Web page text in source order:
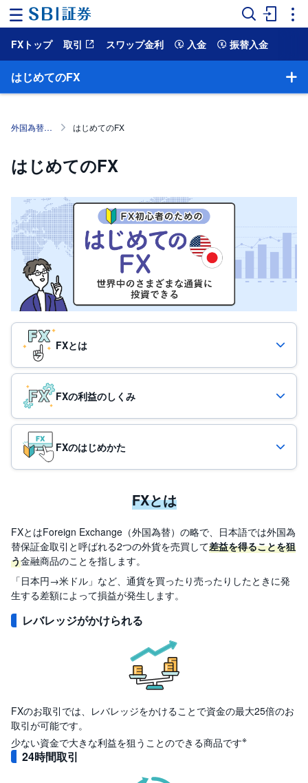
ー
ム
ケ
ッ
NISA
国
内
株
式
外
国
式
投
資
信
債
券
FX
S
BI
株
オ
プ
シ
ョ
ン
商
品
先
FXトップ 取引 スワップ金利 入金 振替入金
はじめてのFX
外国為替保証金取引（SBI FX） はじめてのFX
はじめてのFX
FXとは
FXの利益のしくみ
FXのはじめかた
FXとは
FXとはForeign Exchange（外国為替）の略で、日本語では外国為
替保証金取引と呼ばれる2つの外貨を売買して差益を得ることを狙
う金融商品のことを指します。
「日本円→米ドル」など、通貨を買ったり売ったりしたときに発
生する差額によって損益が発生します。
レバレッジがかけられる
FXのお取引では、レバレッジをかけることで資金の最大25倍のお
取引が可能です。
少ない資金で大きな利益を狙うことのできる商品です※
24時間取引